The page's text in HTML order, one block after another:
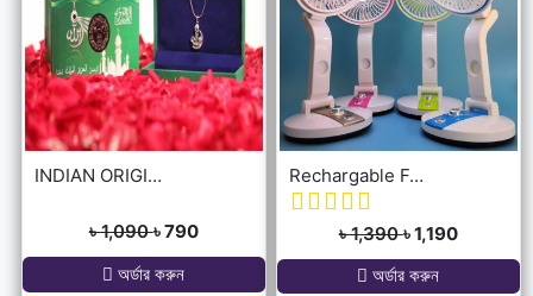
INDIAN ORIGINAL ALLAH BARKAT LOCKET - GOLDEN/SILVER
৳ 1,090৳ 790
অর্ডার করুন
Rechargable Folding Table Fan With LED Light
৳ 1,390৳ 1,190
অর্ডার করুন